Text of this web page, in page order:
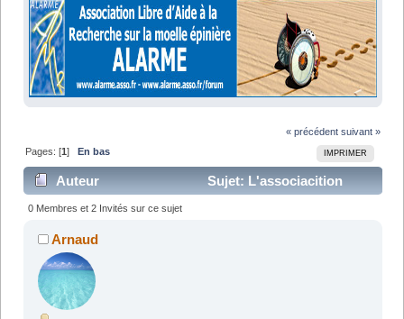
« précédent suivant »
IMPRIMER
Pages: [1] En bas
Auteur
Sujet: L'associacition
Cover Dressing : La mode et l'handicap (Lu 13562
fois)
0 Membres et 2 Invités sur ce sujet
Arnaud